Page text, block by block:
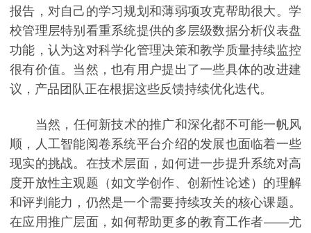
报告，对自己的学习规划和薄弱项攻克帮助很大。学
校管理层特别看重系统提供的多层级数据分析仪表盘
功能，认为这对科学化管理决策和教学质量持续监控
很有价值。当然，也有用户提出了一些具体的改进建
议，产品团队正在根据这些反馈持续优化迭代。
当然，任何新技术的推广和深化都不可能一帆风
顺，人工智能阅卷系统平台介绍的发展也面临着一些
现实的挑战。在技术层面，如何进一步提升系统对高
度开放性主观题（如文学创作、创新性论述）的理解
和评判能力，仍然是一个需要持续攻关的核心课题。
在应用推广层面，如何帮助更多的教育工作者——尤